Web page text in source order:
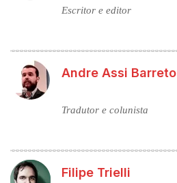
Escritor e editor
Andre Assi Barreto
Tradutor e colunista
Filipe Trielli